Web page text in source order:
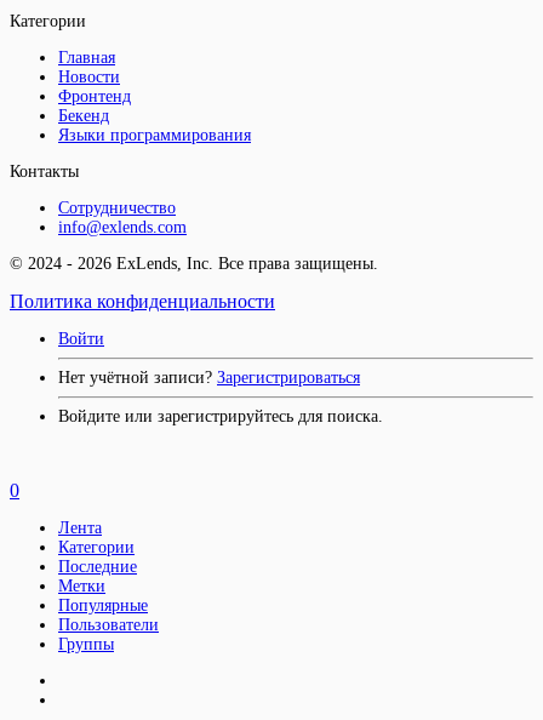
Категории
Главная
Новости
Фронтенд
Бекенд
Языки программирования
Контакты
Сотрудничество
info@exlends.com
© 2024 - 2026 ExLends, Inc. Все права защищены.
Политика конфиденциальности
Войти
Нет учётной записи? Зарегистрироваться
Войдите или зарегистрируйтесь для поиска.
0
Лента
Категории
Последние
Метки
Популярные
Пользователи
Группы